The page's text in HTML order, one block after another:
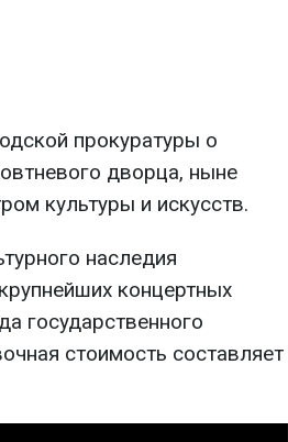
прокуратуры о
дворца, ныне
культуры и искусств.
наследия
концертных
государственного
стоимость составляет